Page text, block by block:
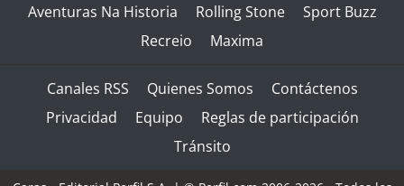
Aventuras Na Historia
Rolling Stone
Sport Buzz
Recreio
Maxima
Canales RSS Quienes Somos
Contáctenos
Privacidad
Equipo
Reglas de participación
Tránsito